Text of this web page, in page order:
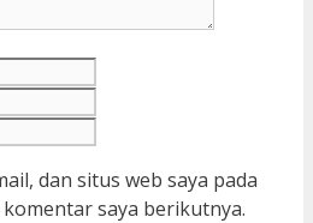
dan situs web saya pada
saya berikutnya.